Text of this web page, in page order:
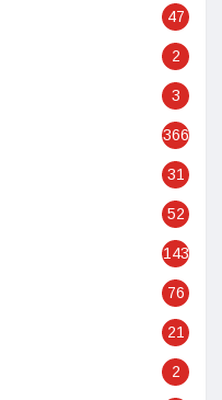
47
2
3
366
31
52
143
76
21
2